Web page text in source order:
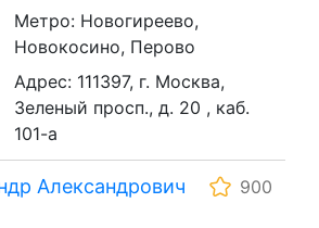
Метро: Новогиреево,
Новокосино, Перово
Адрес: 111397, г. Москва,
Зеленый просп., д. 20 , каб.
101-а
Александрович
900